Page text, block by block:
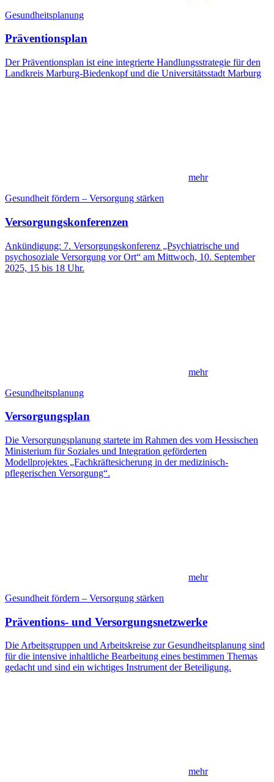
Gesundheitsplanung
Präventionsplan
Der Präventionsplan ist eine integrierte Handlungsstrategie für den
Landkreis Marburg-Biedenkopf und die Universitätsstadt Marburg
mehr
Gesundheit fördern – Versorgung stärken
Versorgungskonferenzen
Ankündigung: 7. Versorgungskonferenz „Psychiatrische und
psychosoziale Versorgung vor Ort“ am Mittwoch, 10. September
2025, 15 bis 18 Uhr.
mehr
Gesundheitsplanung
Versorgungsplan
Die Versorgungsplanung startete im Rahmen des vom Hessischen
Ministerium für Soziales und Integration geförderten
Modellprojektes „Fachkräftesicherung in der medizinisch-
pflegerischen Versorgung“.
mehr
Gesundheit fördern – Versorgung stärken
Präventions- und Versorgungsnetzwerke
Die Arbeitsgruppen und Arbeitskreise zur Gesundheitsplanung sind
für die intensive inhaltliche Bearbeitung eines bestimmen Themas
gedacht und sind ein wichtiges Instrument der Beteiligung.
mehr